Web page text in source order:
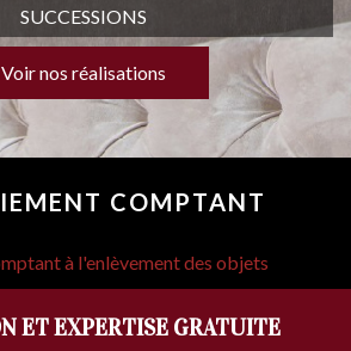
SUCCESSIONS
Voir nos réalisations
COMPTANT
à l'enlèvement des objets
ET EXPERTISE GRATUITE